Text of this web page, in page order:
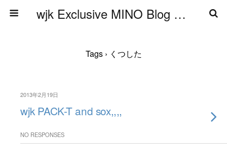
wjk Exclusive MINO Blog ブログ
Tags › くつした
2013年2月19日
wjk PACK-T and sox,,,,
NO RESPONSES